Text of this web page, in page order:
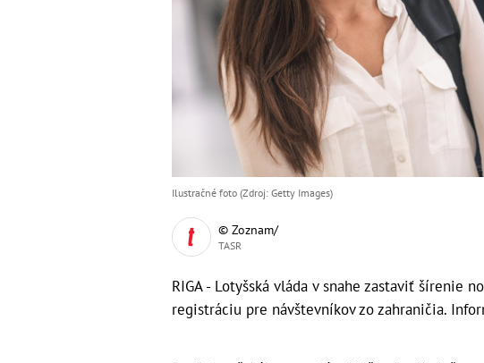
Ilustračné foto (Zdroj: Getty Images)
© Zoznam/
TASR
RIGA - Lotyšská vláda v snahe zastaviť šírenie
registráciu pre návštevníkov zo zahraničia.